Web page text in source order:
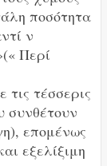
ποσότητα
ν
Περί
τις τέσσερις
συνθέτουν
επομένως
εξελίξιμη